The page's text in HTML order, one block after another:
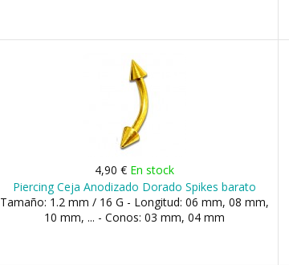
4,90 € En stock
Piercing Ceja Anodizado Dorado Spikes barato
Tamaño: 1.2 mm / 16 G - Longitud: 06 mm, 08 mm,
10 mm, ... - Conos: 03 mm, 04 mm